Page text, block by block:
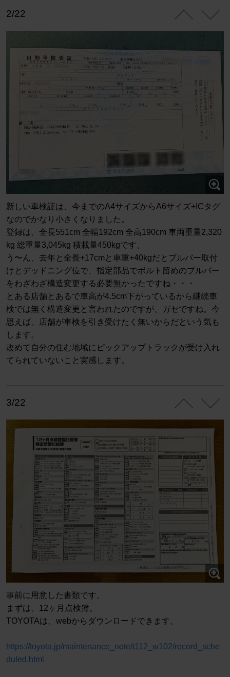
2/22
新しい車検証は、今までのA4サイズからA6サイズ+ICタグ
なのでかなり小さくなりました。
登録は、全長551cm 全幅192cm 全高190cm 車両重量2,320
kg 総重量3,045kg 積載量450kgです。
う〜ん、去年と全長+17cmと車重+40kgだとブルバー取付
けとデッドニング位で、指定部品でボルト留めのブルバー
をわざわざ構造変更する必要無かったですね・・・
とある店舗とあるで車高が4.5cm下がっているから継続車
検では無く構造変更と言われたのですが、ガセですね。今
思えば、店舗が車検を引き受けたく無いからだという気も
します。
改めて自分の住む地域にピックアップトラックが受け入れ
てられていないこと実感します。
3/22
事前に用意した書類です。
まずは、12ヶ月点検簿。
TOYOTAは、webからダウンロードできます。
https://toyota.jp/maintenance_note/t112_w102/record_sche
duled.html